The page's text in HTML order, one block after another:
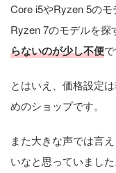
Core i5やRyzen 5の
Ryzen 7のモデルを探
らないのが少し不便で
とはいえ、価格設定
めのショップです。
また大きな声では言
いなと思っていました